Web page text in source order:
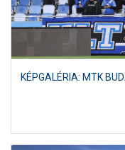
KÉPGALÉRIA: MTK